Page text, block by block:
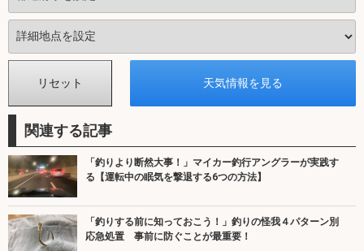
関連する記事
「釣りより断然大事！」マイカー釣行アングラーが実践す
る【運転中の眠気を撃退する6つの方法】
「釣りする前に知っておこう！」釣りの怪我４パターン別
応急処置 事前に防ぐことが最重要！